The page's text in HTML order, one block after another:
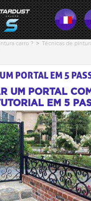
carro ? > Técnicas de
PORTAL EM 5
UM PORTAL
EM 5